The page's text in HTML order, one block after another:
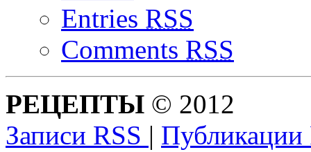
Entries RSS
Comments RSS
РЕЦЕПТЫ © 2012
Записи RSS | Публикации